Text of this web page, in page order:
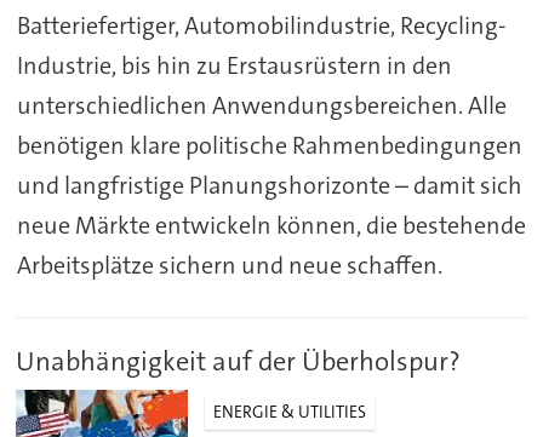
Batteriefertiger, Automobilindustrie, Recycling-
Industrie, bis hin zu Erstausrüstern in den
unterschiedlichen Anwendungsbereichen. Alle
benötigen klare politische Rahmenbedingungen
und langfristige Planungshorizonte – damit sich
neue Märkte entwickeln können, die bestehende
Arbeitsplätze sichern und neue schaffen.
Unabhängigkeit auf der Überholspur?
ENERGIE & UTILITIES